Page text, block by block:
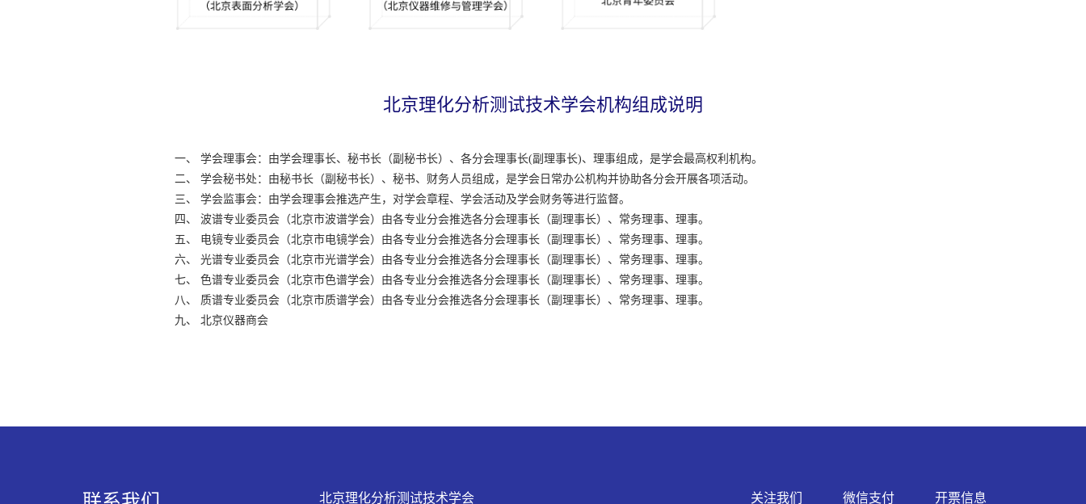
北京理化分析测试技术学会机构组成说明
一、 学会理事会：由学会理事长、秘书长（副秘书长）、各分会理事长(副理事长)、理事组成，是学会最高权利机构。
二、 学会秘书处：由秘书长（副秘书长）、秘书、财务人员组成，是学会日常办公机构并协助各分会开展各项活动。
三、 学会监事会：由学会理事会推选产生，对学会章程、学会活动及学会财务等进行监督。
四、 波谱专业委员会（北京市波谱学会）由各专业分会推选各分会理事长（副理事长）、常务理事、理事。
五、 电镜专业委员会（北京市电镜学会）由各专业分会推选各分会理事长（副理事长）、常务理事、理事。
六、 光谱专业委员会（北京市光谱学会）由各专业分会推选各分会理事长（副理事长）、常务理事、理事。
七、 色谱专业委员会（北京市色谱学会）由各专业分会推选各分会理事长（副理事长）、常务理事、理事。
八、 质谱专业委员会（北京市质谱学会）由各专业分会推选各分会理事长（副理事长）、常务理事、理事。
九、 北京仪器商会
北京理化分析测试技术学会 开票信息
微信支付
关注我们